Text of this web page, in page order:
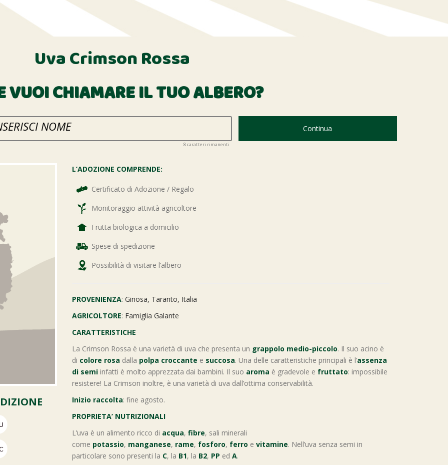
Uva Crimson Rossa
VUOI CHIAMARE IL TUO ALBERO?
Continua
8caratteri rimanenti
L’ADOZIONE COMPRENDE:
Certificato di Adozione / Regalo
Monitoraggio attività agricoltore
Frutta biologica a domicilio
Spese di spedizione
Possibilità di visitare l’albero
PROVENIENZA: Ginosa, Taranto, Italia
AGRICOLTORE: Famiglia Galante
CARATTERISTICHE
La Crimson Rossa è una varietà di uva che presenta un grappolo medio-piccolo. Il suo acino è
di colore rosa dalla polpa croccante e succosa. Una delle caratteristiche principali è l’assenza
di semi infatti è molto apprezzata dai bambini. Il suo aroma è gradevole e fruttato: impossibile
resistere! La Crimson inoltre, è una varietà di uva dall’ottima conservabilità.
Inizio raccolta: fine agosto.
PROPRIETA’ NUTRIZIONALI
L’uva è un alimento ricco di acqua, fibre, sali minerali
come potassio, manganese, rame, fosforo, ferro e vitamine. Nell’uva senza semi in
particolare sono presenti la C, la B1, la B2, PP ed A.